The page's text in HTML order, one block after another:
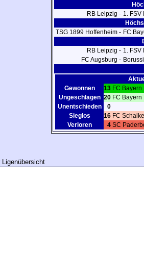
RB Leipzig - 1. FSV
TSG 1899 Hoffenheim - FC
RB Leipzig - 1. FSV
FC Augsburg -
Gewonnen
13 FC
Ungeschlagen 20 FC
Unentschieden
0
Sieglos
16 FC
Verloren
4 SC
Ligenübersicht